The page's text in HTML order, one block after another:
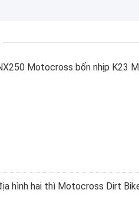
Motocross bốn nhịp K23
hình hai thì Motocross Dirt